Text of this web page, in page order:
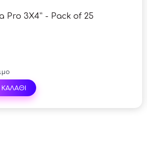
3X4” - Pack of 25